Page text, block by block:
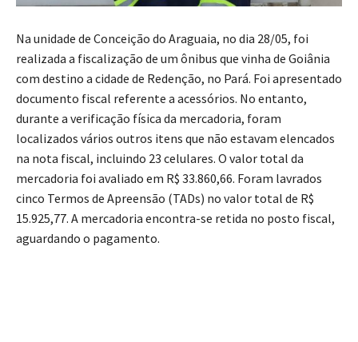
Na unidade de Conceição do Araguaia, no dia 28/05, foi
realizada a fiscalização de um ônibus que vinha de Goiânia
com destino a cidade de Redenção, no Pará. Foi apresentado
documento fiscal referente a acessórios. No entanto,
durante a verificação física da mercadoria, foram
localizados vários outros itens que não estavam elencados
na nota fiscal, incluindo 23 celulares. O valor total da
mercadoria foi avaliado em R$ 33.860,66. Foram lavrados
cinco Termos de Apreensão (TADs) no valor total de R$
15.925,77. A mercadoria encontra-se retida no posto fiscal,
aguardando o pagamento.